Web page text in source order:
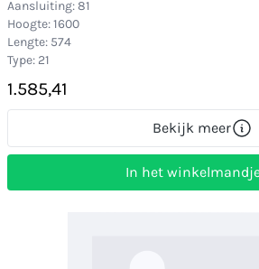
Aansluiting: 81
Hoogte: 1600
Lengte: 574
Type: 21
1.585,41
Bekijk meer
In het